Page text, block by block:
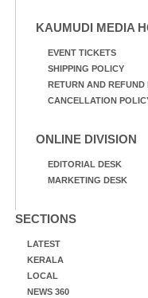
KAUMUDI MEDIA
EVENT TICKETS
SHIPPING POLICY
RETURN AND REFUND
CANCELLATION
ONLINE DIVISION
EDITORIAL DESK
MARKETING DESK
SECTIONS
LATEST
KERALA
LOCAL
NEWS 360